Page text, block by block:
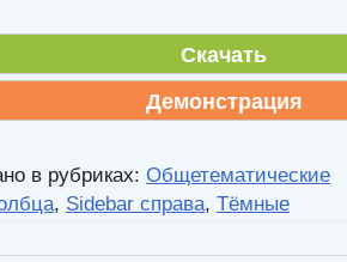
Скачать
Демонстрация
в рубриках: Общетематические
, Sidebar справа, Тёмные